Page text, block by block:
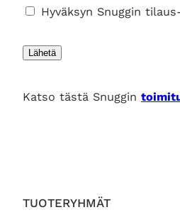
TUOTERYHMÄT
Hyväksyn Snuggin
Lähetä
Katso tästä Snuggin